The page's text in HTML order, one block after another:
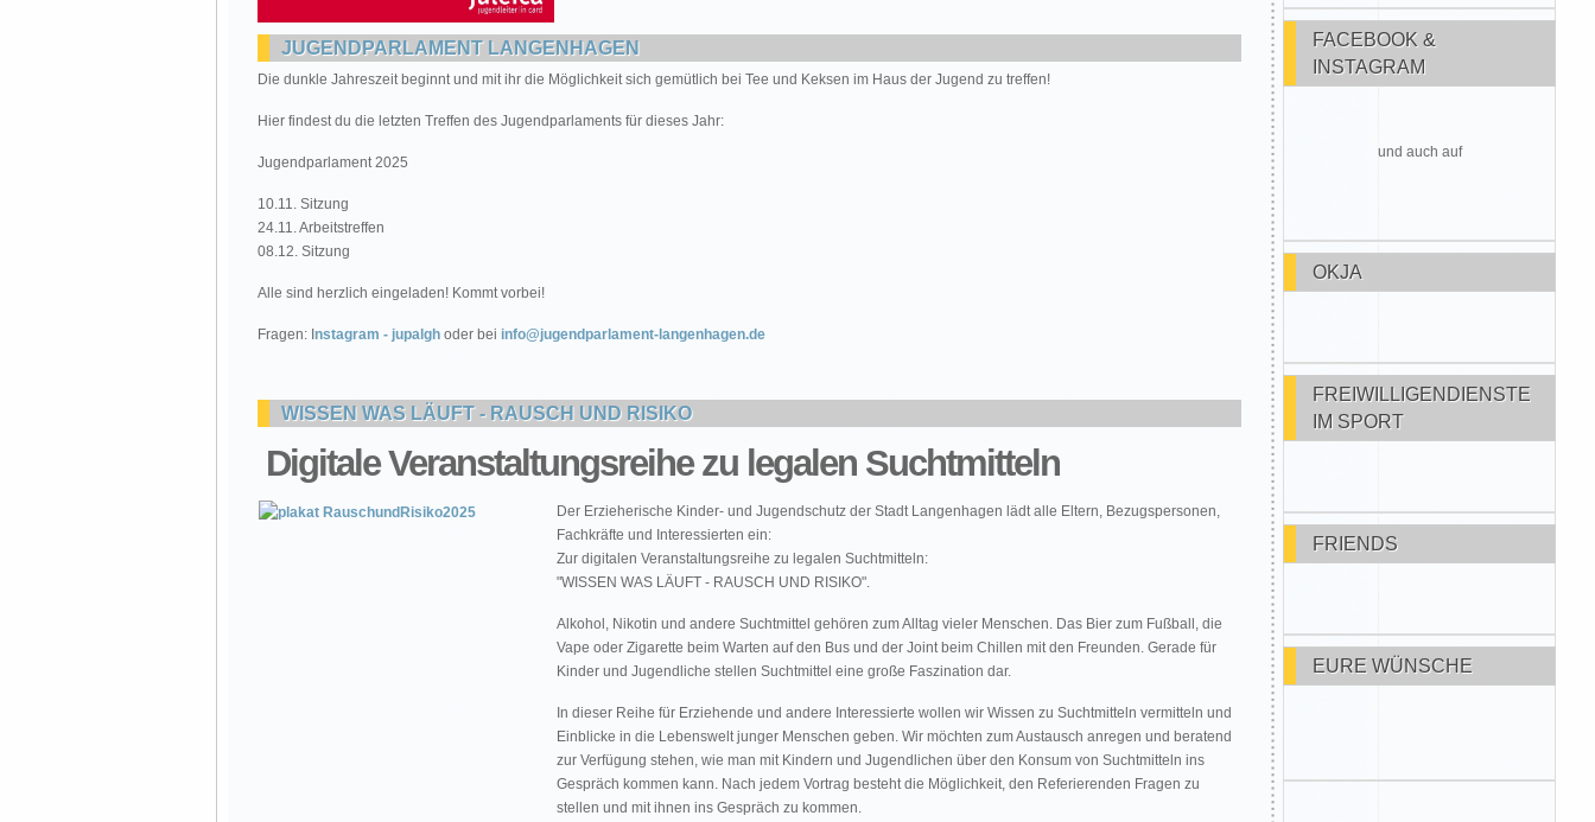
JUGENDPARLAMENT LANGENHAGEN
Die dunkle Jahreszeit beginnt und mit ihr die Möglichkeit sich gemütlich bei Tee und Keksen im Haus der Jugend zu treffen!
Hier findest du die letzten Treffen des Jugendparlaments für dieses Jahr:
Jugendparlament 2025
10.11. Sitzung
24.11. Arbeitstreffen
08.12. Sitzung
Alle sind herzlich eingeladen! Kommt vorbei!
Fragen: I nstagram - jupalgh oder bei info@jugendparlament-langenhagen.de
WISSEN WAS LÄUFT - RAUSCH UND RISIKO
Digitale Veranstaltungsreihe zu legalen Suchtmitteln
Der Erzieherische Kinder- und Jugendschutz der Stadt Langenhagen lädt alle Eltern, Bezugspersonen,
Fachkräfte und Interessierten ein:
Zur digitalen Veranstaltungsreihe zu legalen Suchtmitteln:
"WISSEN WAS LÄUFT - RAUSCH UND RISIKO".
Alkohol, Nikotin und andere Suchtmittel gehören zum Alltag vieler Menschen. Das Bier zum Fußball, die
Vape oder Zigarette beim Warten auf den Bus und der Joint beim Chillen mit den Freunden. Gerade für
Kinder und Jugendliche stellen Suchtmittel eine große Faszination dar.
In dieser Reihe für Erziehende und andere Interessierte wollen wir Wissen zu Suchtmitteln vermitteln und
Einblicke in die Lebenswelt junger Menschen geben. Wir möchten zum Austausch anregen und beratend
zur Verfügung stehen, wie man mit Kindern und Jugendlichen über den Konsum von Suchtmitteln ins
Gespräch kommen kann. Nach jedem Vortrag besteht die Möglichkeit, den Referierenden Fragen zu
stellen und mit ihnen ins Gespräch zu kommen.
FACEBOOK &
INSTAGRAM
und auch auf
OKJA
FREIWILLIGENDIENSTE
IM SPORT
FRIENDS
EURE WÜNSCHE